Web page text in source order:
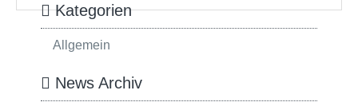
Kategorien
Allgemein
News Archiv